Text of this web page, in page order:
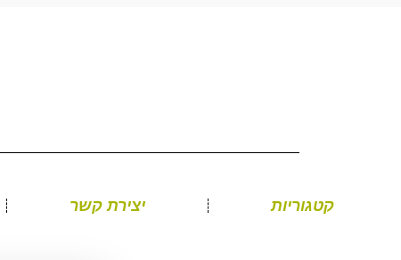
קטגוריות יצירת קשר